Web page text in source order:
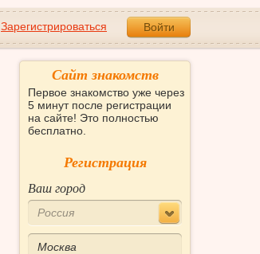
Зарегистрироваться Войти
Сайт знакомств
Первое знакомство уже через
5 минут после регистрации
на сайте! Это полностью
бесплатно.
Регистрация
Ваш город
Россия